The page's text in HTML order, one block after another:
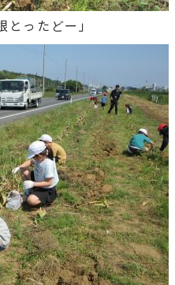
ったどー」